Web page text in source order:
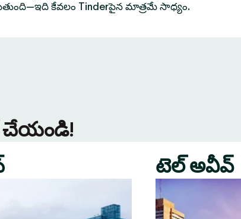
కేవలం Tinderపైన మాత్రమే సాధ్యం.
చేయండి!
టెల్ అవీవ్